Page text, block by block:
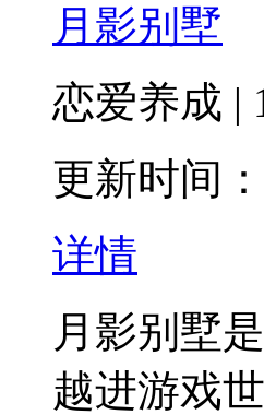
月影别墅
恋爱养成 |
更新时间
详情
月影别墅
越进游戏